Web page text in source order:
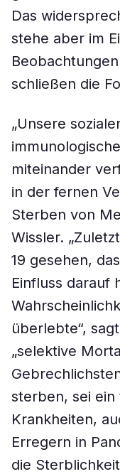
Das
stehe aber im
schließen die
„Unsere
miteinander
in der fernen
Sterben von
Wissler.
19 gesehen,
Einfluss darauf
überlebte“,
„selektive
sterben, sei ein
Krankheiten,
Erregern in
die